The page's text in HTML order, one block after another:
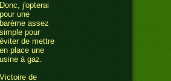
Donc, j'opterai
pour une
barème assez
simple pour
éviter de mettre
en place une
usine à gaz.
Victoire de